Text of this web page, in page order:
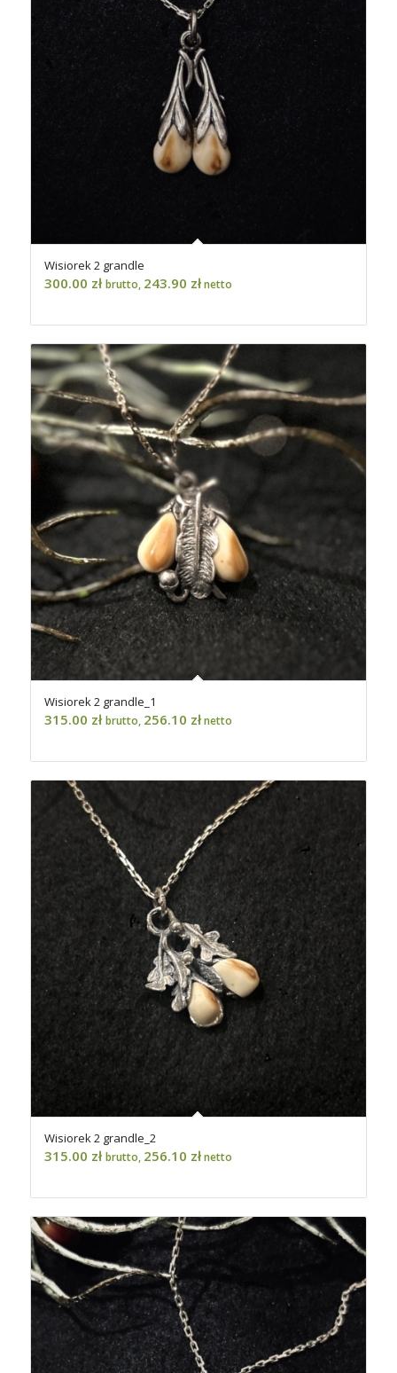
Wisiorek 2 grandle
300.00 zł brutto, 243.90 złnetto
Wisiorek 2 grandle_1
315.00 zł brutto, 256.10 złnetto
Wisiorek 2 grandle_2
315.00 zł brutto, 256.10 złnetto